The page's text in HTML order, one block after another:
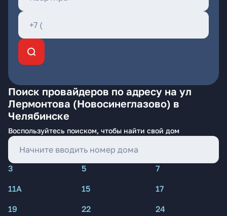
Поиск провайдеров по адресу на ул
Лермонтова (Новосинеглазово) в
Челябинске
Воспользуйтесь поиском, чтобы найти свой дом
3 5
7
11А
15
17
19
22
24